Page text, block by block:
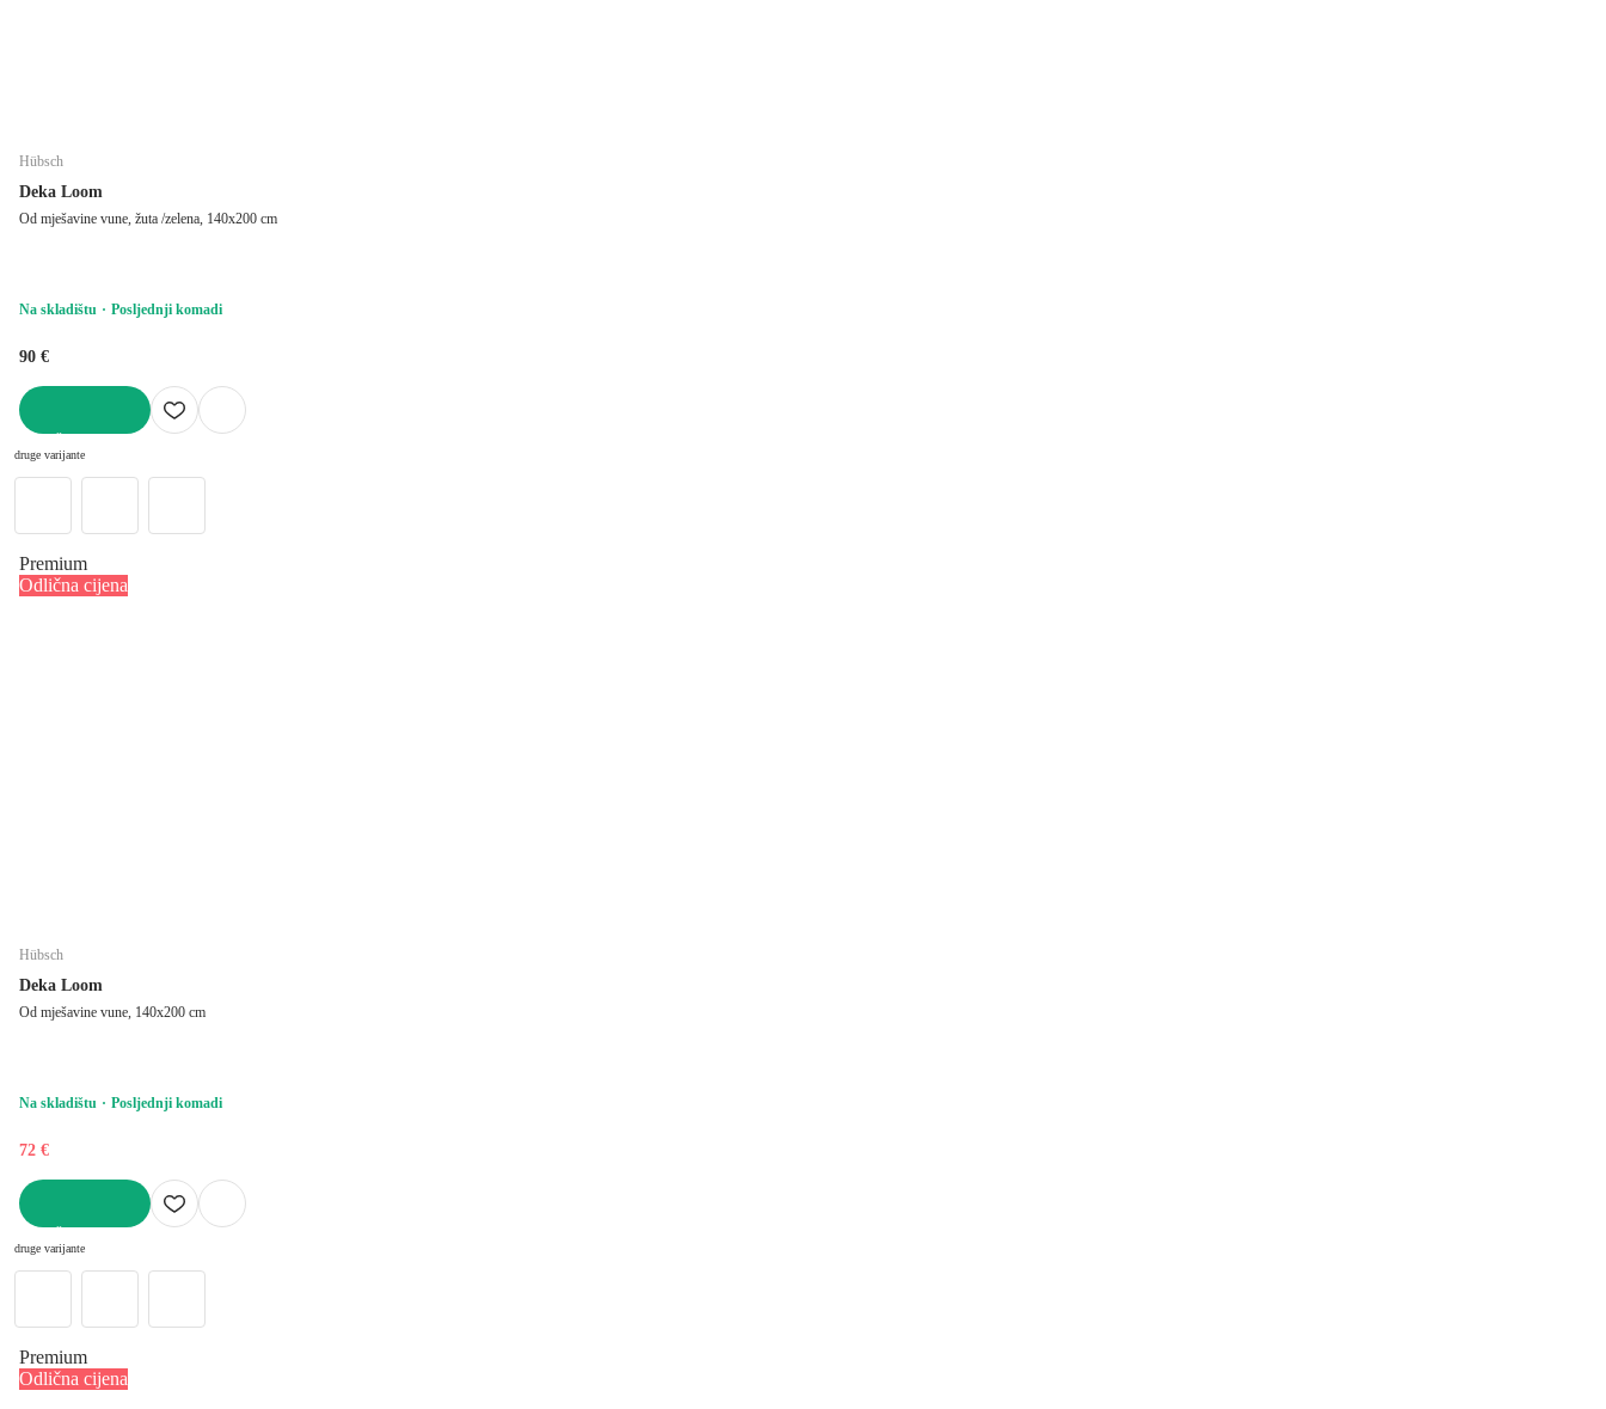
Hübsch
Deka Loom
Od mješavine vune, žuta /zelena, 140x200 cm
Na skladištu Posljednji komadi
90 €
druge varijante
Premium
Odlična cijena
Hübsch
Deka Loom
Od mješavine vune, 140x200 cm
Na skladištu Posljednji komadi
72 €
druge varijante
Premium
Odlična cijena